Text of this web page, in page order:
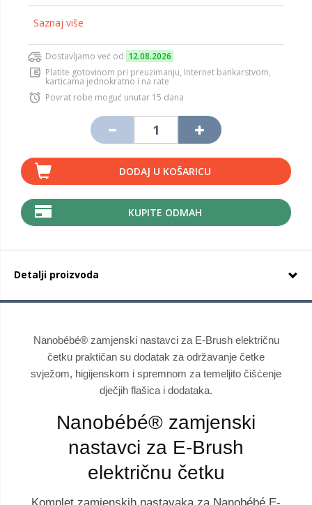
Saznaj više
Dostavljamo već od 12.08.2026
Platite gotovinom pri preuzimanju, Internet bankarstvom,
karticama jednokratno i na rate
Povrat robe moguć unutar 15 dana
DODAJ U KOŠARICU
KUPITE ODMAH
Detalji proizvoda
Nanobébé® zamjenski nastavci za E-Brush električnu
četku praktičan su dodatak za održavanje četke
svježom, higijenskom i spremnom za temeljito čišćenje
dječjih flašica i dodataka.
Nanobébé® zamjenski
nastavci za E-Brush
električnu četku